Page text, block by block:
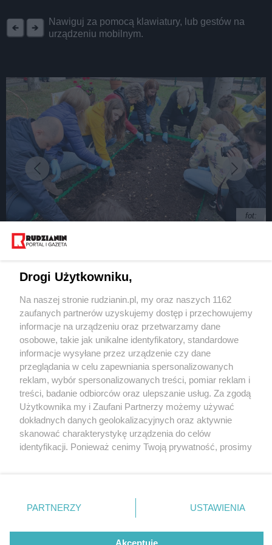
Nawiguj za pomocą klawiatury, lub gestów na
urządzeniu mobilnym.
fot:
cierpiących. W Rudzie Śląskiej wyrosną "Pola
3 / 4
Zonkil3
Wydawca mediów
Nie zapomnij
zapoznać się z:
polityką prywatności regulamin korzystania z portali
Twojemiasto
Piekary Śląskie
Chorzów
Tarnowskie Góry
Gliwice
Skontakuj sięz nami
Kontakt
Wydawca
Redakcja
Drogi Użytkowniku,
Na naszej stronie rudzianin.pl, my oraz naszych 1162
zaufanych partnerów uzyskujemy dostęp i przechowujemy
informacje na urządzeniu oraz przetwarzamy dane
osobowe, takie jak unikalne identyfikatory, standardowe
informacje wysyłane przez urządzenie czy dane
przeglądania w celu zapewniania spersonalizowanych
reklam, wybór spersonalizowanych treści, pomiar reklam i
treści, badanie odbiorców oraz ulepszanie usług. Za zgodą
Użytkownika my i Zaufani Partnerzy możemy używać
dokładnych danych geolokalizacyjnych oraz aktywnie
skanować charakterystykę urządzenia do celów
identyfikacji. Ponieważ cenimy Twoją prywatność, prosimy
prywatności znajdujący się w lewym dolnym rogu strony
. Niektóre rodzaje przetwarzania danych nie wymagają
zgody użytkownika, ale masz prawo sprzeciwić się
takiemu przetwarzaniu. Preferencje będą miały
PARTNERZY USTAWIENIA
Akceptuję